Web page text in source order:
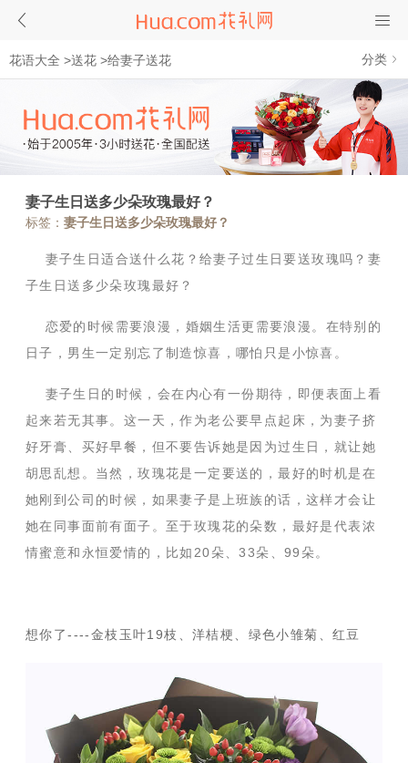
花语大全 >送花 >给妻子送花 分类
妻子生日送多少朵玫瑰最好？
标签： 妻子生日送多少朵玫瑰最好？
妻子生日适合送什么花？给妻子过生日要送玫瑰吗？妻
子生日送多少朵玫瑰最好？
恋爱的时候需要浪漫，婚姻生活更需要浪漫。在特别的
日子，男生一定别忘了制造惊喜，哪怕只是小惊喜。
妻子生日的时候，会在内心有一份期待，即便表面上看
起来若无其事。这一天，作为老公要早点起床，为妻子挤
好牙膏、买好早餐，但不要告诉她是因为过生日，就让她
胡思乱想。当然，玫瑰花是一定要送的，最好的时机是在
她刚到公司的时候，如果妻子是上班族的话，这样才会让
她在同事面前有面子。至于玫瑰花的朵数，最好是代表浓
情蜜意和永恒爱情的，比如20朵、33朵、99朵。
想你了----金枝玉叶19枝、洋桔梗、绿色小雏菊、红豆